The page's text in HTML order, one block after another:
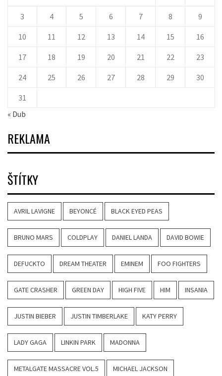
3 4 5 6 7 8 9
10 11 12 13 14 15 16
17 18 19 20 21 22 23
24 25 26 27 28 29 30
31
« Dub
REKLAMA
ŠTÍTKY
AVRIL LAVIGNE BEYONCÉ BLACK EYED PEAS
BRUNO MARS COLDPLAY DANIEL LANDA DAVID BOWIE
DEFUCKTO DREAM THEATER EMINEM FOO FIGHTERS
GATE CRASHER GREEN DAY HIGH FIVE HIM INSANIA
JUSTIN BIEBER JUSTIN TIMBERLAKE KATY PERRY
LADY GAGA LINKIN PARK MADONNA
METALGATE MASSACRE VOL.5 MICHAEL JACKSON